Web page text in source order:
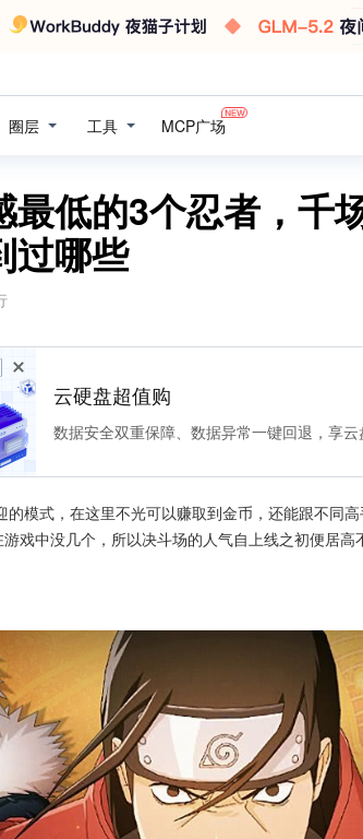
圈层 工具 MCP广场
最低的3个忍者，千
过哪些
云硬盘超值购
数据安全双重保障、数据异常一键回退，享
的模式，在这里不光可以赚取到金币，还能跟不同
游戏中没几个，所以决斗场的人气自上线之初便居